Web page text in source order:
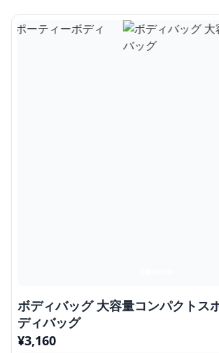
ボディバッグ 大容量コンパクトス
ディバッグ
¥3,160